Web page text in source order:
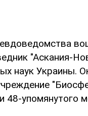
"Аскания-
наук Украины.
48-упомянутого